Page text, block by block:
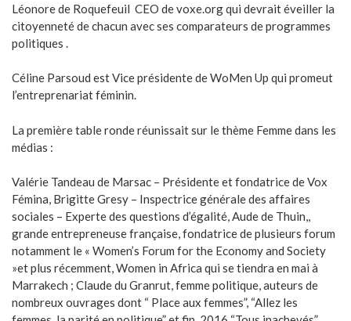
Léonore de Roquefeuil CEO de voxe.org qui devrait éveiller la
citoyenneté de chacun avec ses comparateurs de programmes
politiques .
Céline Parsoud est Vice présidente de WoMen Up qui promeut
l’entreprenariat féminin.
La première table ronde réunissait sur le thème Femme dans les
médias :
Valérie Tandeau de Marsac – Présidente et fondatrice de Vox
Fémina, Brigitte Gresy – Inspectrice générale des affaires
sociales – Experte des questions d’égalité, Aude de Thuin,,
grande entrepreneuse française, fondatrice de plusieurs forum
notamment le « Women’s Forum for the Economy and Society
»et plus récemment, Women in Africa qui se tiendra en mai à
Marrakech ; Claude du Granrut, femme politique, auteurs de
nombreux ouvrages dont “ Place aux femmes”, “Allez les